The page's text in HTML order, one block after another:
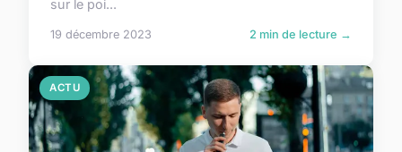
sur le poi...
19 décembre 2023 2 min de lecture →
ACTU